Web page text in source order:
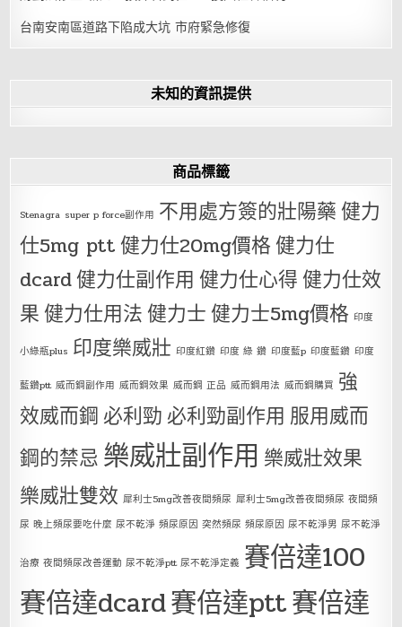
台南安南區道路下陷成大坑 市府緊急修復
未知的資訊提供
商品標籤
Stenagra super p force副作用 不用處方簽的壯陽藥健力
仕5mg ptt健力仕20mg價格健力仕
dcard健力仕副作用 健力仕心得健力仕效
果健力仕用法健力士健力士5mg價格 印度
小綠瓶plus 印度樂威壯 印度紅鑽 印度 綠 鑽 印度藍p 印度藍鑽 印度
藍鑽ptt 威而鋼副作用 威而鋼效果 威而鋼 正品 威而鋼用法 威而鋼購買 強
效威而鋼 必利勁 必利勁副作用 服用威而
鋼的禁忌 樂威壯副作用 樂威壯效果
樂威壯雙效 犀利士5mg改善夜間頻尿 犀利士5mg改善夜間頻尿 夜間頻
尿 晚上頻尿要吃什麼 尿不乾淨 頻尿原因 突然頻尿 頻尿原因 尿不乾淨男 尿不乾淨
治療 夜間頻尿改善運動 尿不乾淨ptt 尿不乾淨定義 賽倍達100
賽倍達dcard賽倍達ptt賽倍達